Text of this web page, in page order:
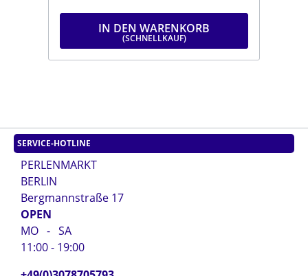
IN DEN WARENKORB
SERVICE-HOTLINE
PERLENMARKT
BERLIN
Bergmannstraße 17
OPEN
MO - SA
11:00 - 19:00